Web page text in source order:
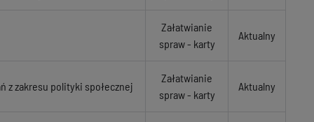
Załatwianie
spraw - karty
Aktualny
z zakresu polityki społecznej
Załatwianie
spraw - karty
Aktualny